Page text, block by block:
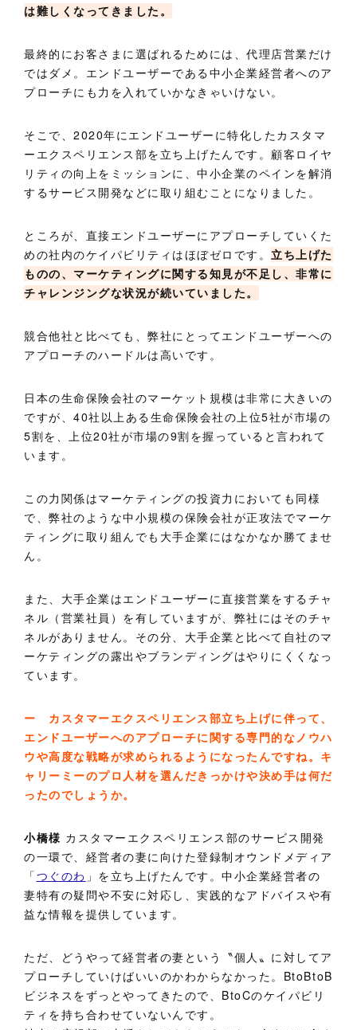
は難しくなってきました。
最終的にお客さまに選ばれるためには、代理店営業だけ
ではダメ。エンドユーザーである中小企業経営者へのア
プローチにも力を入れていかなきゃいけない。
そこで、2020年にエンドユーザーに特化したカスタマ
ーエクスペリエンス部を立ち上げたんです。顧客ロイヤ
リティの向上をミッションに、中小企業のペインを解消
するサービス開発などに取り組むことになりました。
ところが、直接エンドユーザーにアプローチしていくた
めの社内のケイパビリティはほぼゼロです。立ち上げた
ものの、マーケティングに関する知見が不足し、非常に
チャレンジングな状況が続いていました。
競合他社と比べても、弊社にとってエンドユーザーへの
アプローチのハードルは高いです。
日本の生命保険会社のマーケット規模は非常に大きいの
ですが、40社以上ある生命保険会社の上位5社が市場の
5割を、上位20社が市場の9割を握っていると言われて
います。
この力関係はマーケティングの投資力においても同様
で、弊社のような中小規模の保険会社が正攻法でマーケ
ティングに取り組んでも大手企業にはなかなか勝てませ
ん。
また、大手企業はエンドユーザーに直接営業をするチャ
ネル（営業社員）を有していますが、弊社にはそのチャ
ネルがありません。その分、大手企業と比べて自社のマ
ーケティングの露出やブランディングはやりにくくなっ
ています。
ー カスタマーエクスペリエンス部立ち上げに伴って、
エンドユーザーへのアプローチに関する専門的なノウハ
ウや高度な戦略が求められるようになったんですね。キ
ャリーミーのプロ人材を選んだきっかけや決め手は何だ
ったのでしょうか。
小橋様 カスタマーエクスペリエンス部のサービス開発
の一環で、経営者の妻に向けた登録制オウンドメディア
「つぐのわ 」を立ち上げたんです。中小企業経営者の
妻特有の疑問や不安に対応し、実践的なアドバイスや有
益な情報を提供しています。
ただ、どうやって経営者の妻という〝個人〟に対してア
プローチしていけばいいのかわからなかった。BtoBtoB
ビジネスをずっとやってきたので、BtoCのケイパビリ
ティを持ち合わせていないんです。